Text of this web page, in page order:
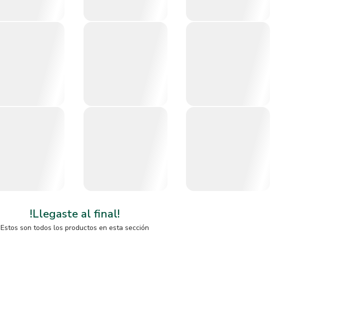
!Llegaste al final!
Estos son todos los productos en esta sección